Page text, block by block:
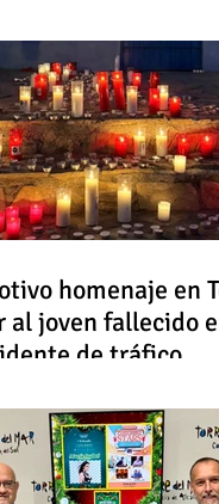
homenaje en
al joven fallecido
de tráfico